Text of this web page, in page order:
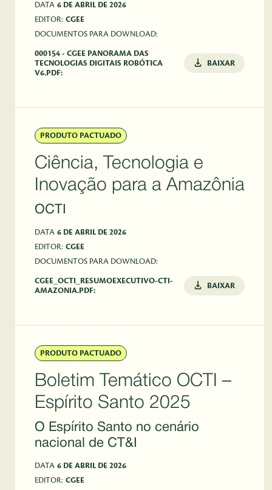
DATA 6 DE ABRIL DE 2026
EDITOR: CGEE
DOCUMENTOS PARA DOWNLOAD:
000154 - CGEE PANORAMA DAS
TECNOLOGIAS DIGITAIS ROBÓTICA
V6.PDF:
BAIXAR
PRODUTO PACTUADO
Ciência, Tecnologia e
Inovação para a Amazônia
OCTI
DATA 6 DE ABRIL DE 2026
EDITOR: CGEE
DOCUMENTOS PARA DOWNLOAD:
CGEE_OCTI_RESUMOEXECUTIVO-CTI-
AMAZONIA.PDF:
BAIXAR
PRODUTO PACTUADO
Boletim Temático OCTI –
Espírito Santo 2025
O Espírito Santo no cenário
nacional de CT&I
DATA 6 DE ABRIL DE 2026
EDITOR: CGEE